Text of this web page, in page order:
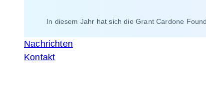
In diesem Jahr hat sich die Grant Cardone
Nachrichten
Kontakt